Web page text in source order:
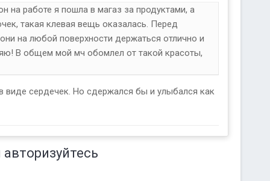
на работе я пошла в магаз за продуктами, а
такая клевая вещь оказалась. Перед
на любой поверхности держаться отлично и
В общем мой мч обомлел от такой красоты,
сердечек. Но сдержался бы и улыбался как